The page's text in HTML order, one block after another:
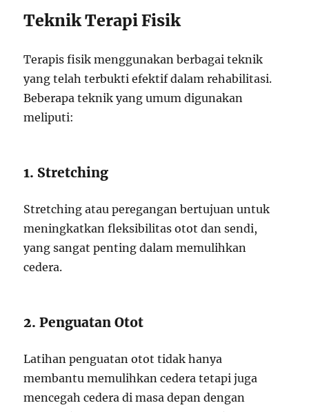
Teknik Terapi Fisik
Terapis fisik menggunakan berbagai teknik
yang telah terbukti efektif dalam rehabilitasi.
Beberapa teknik yang umum digunakan
meliputi:
1. Stretching
Stretching atau peregangan bertujuan untuk
meningkatkan fleksibilitas otot dan sendi,
yang sangat penting dalam memulihkan
cedera.
2. Penguatan Otot
Latihan penguatan otot tidak hanya
membantu memulihkan cedera tetapi juga
mencegah cedera di masa depan dengan